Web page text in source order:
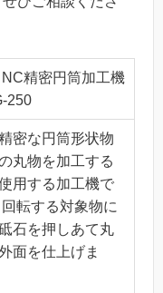
NC精密円筒加工機
250
密な円筒形状物
丸物を加工する
用する加工機で
転する対象物に
石を押しあて丸
面を仕上げま